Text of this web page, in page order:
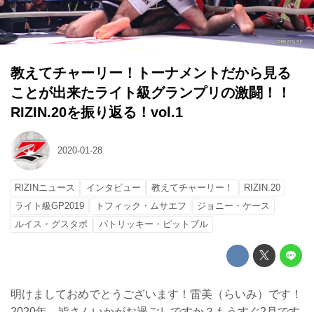
教えてチャーリー！トーナメントだから見る
ことが出来たライト級グランプリの激闘！！
RIZIN.20を振り返る！vol.1
2020-01-28
RIZINニュース インタビュー 教えてチャーリー！
RIZIN.20
ライト級GP2019
トフィック・ムサエフ
ジョニー・ケース
ルイス・グスタボ
パトリッキー・ピットブル
明けましておめでとうございます！雷美（らいみ）です！